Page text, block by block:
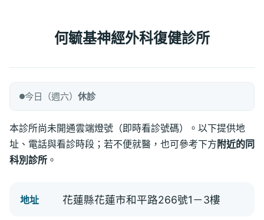
何毓基神經外科復健診所
今日（週六） 休診
本診所尚未開通雲端燈號（即時看診號碼）。以下提供地
址、電話與看診時段；若不便就醫，也可參考下方 附近的同
科別診所 。
地址 花蓮縣花蓮市和平路266號1－3樓